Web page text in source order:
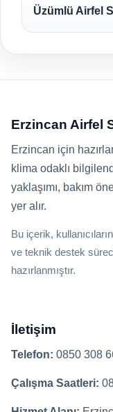
Üzümlü Airfel
Erzincan Airfel
Erzincan için
klima odaklı
yaklaşımı, bakım
yer alır.
Bu içerik,
ve teknik destek
hazırlanmıştır.
İletişim
Telefon: 0850 308
Çalışma Saatleri: